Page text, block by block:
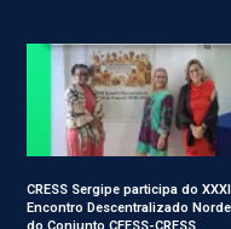
CRESS Sergipe participa do XXXIII
Encontro Descentralizado